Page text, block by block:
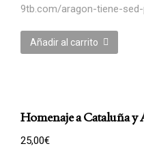
9tb.com/aragon-tiene-
Añadir al carrito
Homenaje a Cataluña
25,00€